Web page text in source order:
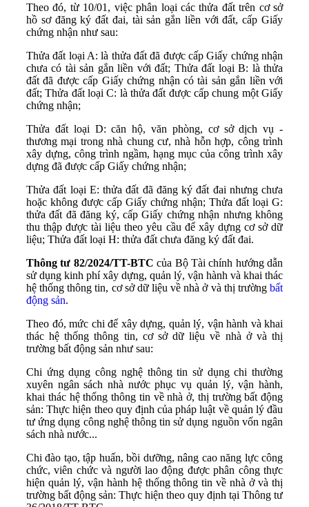
Theo đó, từ 10/01, việc phân loại các thửa đất trên cơ sở
hồ sơ đăng ký đất đai, tài sản gắn liền với đất, cấp Giấy
chứng nhận như sau:
Thửa đất loại A: là thửa đất đã được cấp Giấy chứng nhận
chưa có tài sản gắn liền với đất; Thửa đất loại B: là thửa
đất đã được cấp Giấy chứng nhận có tài sản gắn liền với
đất; Thửa đất loại C: là thửa đất được cấp chung một Giấy
chứng nhận;
Thửa đất loại D: căn hộ, văn phòng, cơ sở dịch vụ -
thương mại trong nhà chung cư, nhà hỗn hợp, công trình
xây dựng, công trình ngầm, hạng mục của công trình xây
dựng đã được cấp Giấy chứng nhận;
Thửa đất loại E: thửa đất đã đăng ký đất đai nhưng chưa
hoặc không được cấp Giấy chứng nhận; Thửa đất loại G:
thửa đất đã đăng ký, cấp Giấy chứng nhận nhưng không
thu thập được tài liệu theo yêu cầu để xây dựng cơ sở dữ
liệu; Thửa đất loại H: thửa đất chưa đăng ký đất đai.
Thông tư 82/2024/TT-BTC của Bộ Tài chính hướng dẫn
sử dụng kinh phí xây dựng, quản lý, vận hành và khai thác
hệ thống thông tin, cơ sở dữ liệu về nhà ở và thị trường bất
động sản.
Theo đó, mức chi để xây dựng, quản lý, vận hành và khai
thác hệ thống thông tin, cơ sở dữ liệu về nhà ở và thị
trường bất động sản như sau:
Chi ứng dụng công nghệ thông tin sử dụng chi thường
xuyên ngân sách nhà nước phục vụ quản lý, vận hành,
khai thác hệ thống thông tin về nhà ở, thị trường bất động
sản: Thực hiện theo quy định của pháp luật về quản lý đầu
tư ứng dụng công nghệ thông tin sử dụng nguồn vốn ngân
sách nhà nước...
Chi đào tạo, tập huấn, bồi dưỡng, nâng cao năng lực công
chức, viên chức và người lao động được phân công thực
hiện quản lý, vận hành hệ thống thông tin về nhà ở và thị
trường bất động sản: Thực hiện theo quy định tại Thông tư